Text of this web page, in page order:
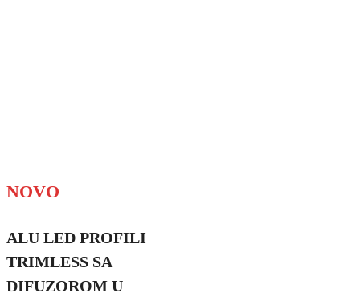
NOVO
ALU LED PROFILI
TRIMLESS SA
DIFUZOROM U